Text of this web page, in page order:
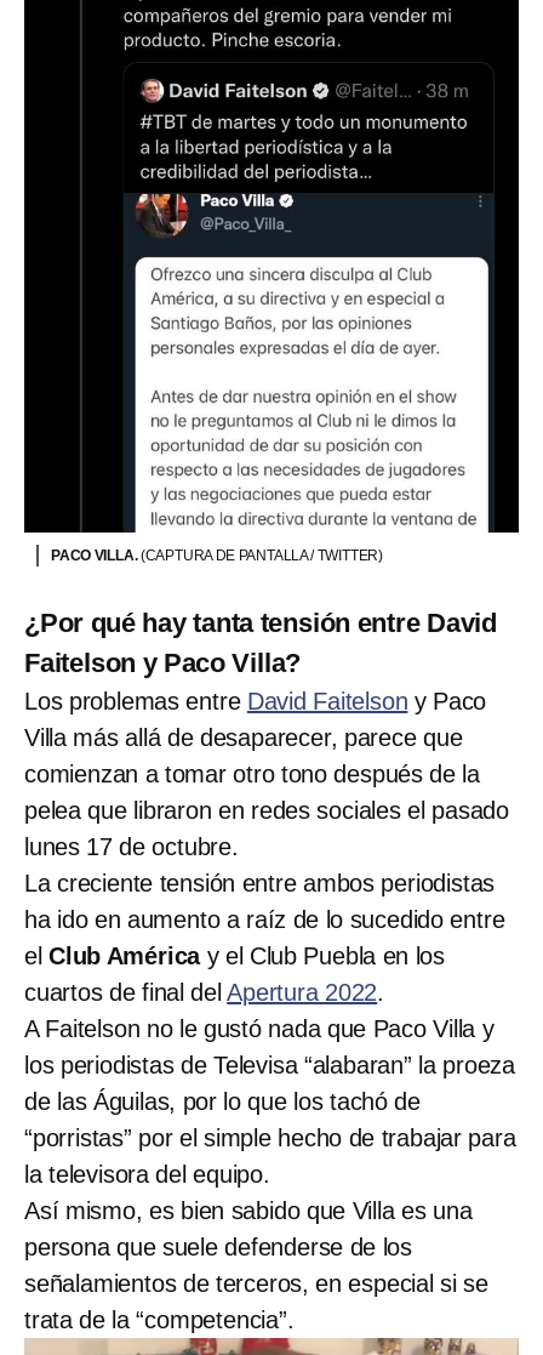
PACO VILLA.(CAPTURA DE PANTALLA / TWITTER)
¿Por qué hay tanta tensión entre David
Faitelson y Paco Villa?
Los problemas entre David Faitelson y Paco
Villa más allá de desaparecer, parece que
comienzan a tomar otro tono después de la
pelea que libraron en redes sociales el pasado
lunes 17 de octubre.
La creciente tensión entre ambos periodistas
ha ido en aumento a raíz de lo sucedido entre
el Club Américay el Club Puebla en los
cuartos de final delApertura 2022.
A Faitelson no le gustó nada que Paco Villa y
los periodistas de Televisa “alabaran” la proeza
de las Águilas, por lo que los tachó de
“porristas” por el simple hecho de trabajar para
la televisora del equipo.
Así mismo, es bien sabido que Villa es una
persona que suele defenderse de los
señalamientos de terceros, en especial si se
trata de la “competencia”.